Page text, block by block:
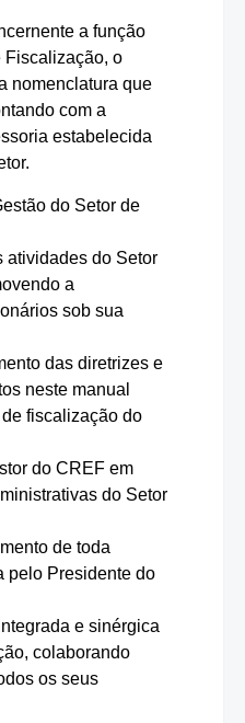
a função
Fiscalização, o
nomenclatura que
com a
estabelecida
do Setor de
atividades do Setor
a
sob sua
das diretrizes e
neste manual
fiscalização do
do CREF em
do Setor
de toda
pelo Presidente do
e sinérgica
colaborando
os seus